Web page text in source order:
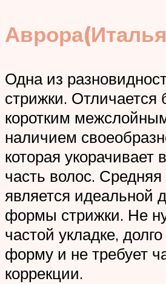
Одна из
стрижки. Отличается
коротким
наличием
которая укорачивает
часть волос.
является идеальной
формы стрижки. Не
частой укладке,
форму и не требует
коррекции.